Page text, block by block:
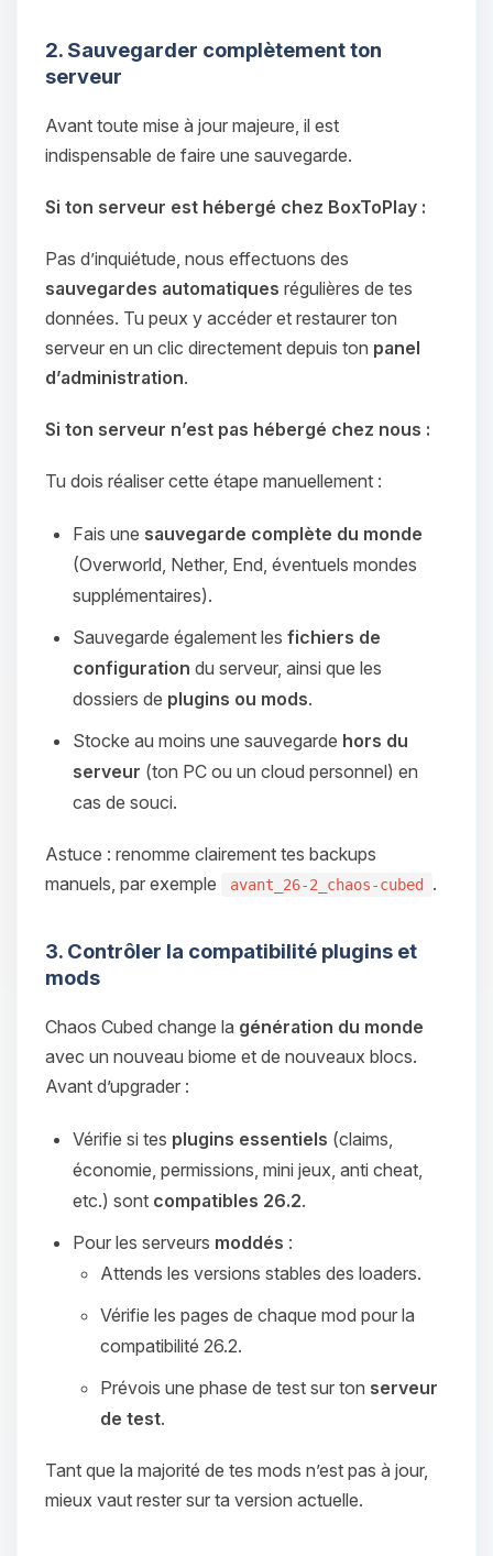
2. Sauvegarder complètement ton
serveur
Avant toute mise à jour majeure, il est
indispensable de faire une sauvegarde.
Si ton serveur est hébergé chez BoxToPlay :
Pas d’inquiétude, nous effectuons des
sauvegardes automatiques régulières de tes
données. Tu peux y accéder et restaurer ton
serveur en un clic directement depuis ton panel
d’administration.
Si ton serveur n’est pas hébergé chez nous :
Tu dois réaliser cette étape manuellement :
Fais une sauvegarde complète du monde
(Overworld, Nether, End, éventuels mondes
supplémentaires).
Sauvegarde également les fichiers de
configuration du serveur, ainsi que les
dossiers de plugins ou mods.
Stocke au moins une sauvegarde hors du
serveur (ton PC ou un cloud personnel) en
cas de souci.
Astuce : renomme clairement tes backups
manuels, par exemple
avant_26-2_chaos-cubed .
3. Contrôler la compatibilité plugins et
mods
Chaos Cubed change la génération du monde
avec un nouveau biome et de nouveaux blocs.
Avant d’upgrader :
Vérifie si tes plugins essentiels (claims,
économie, permissions, mini jeux, anti cheat,
etc.) sont compatibles 26.2.
Pour les serveurs moddés :
Attends les versions stables des loaders.
Vérifie les pages de chaque mod pour la
compatibilité 26.2.
Prévois une phase de test sur ton serveur
de test.
Tant que la majorité de tes mods n’est pas à jour,
mieux vaut rester sur ta version actuelle.